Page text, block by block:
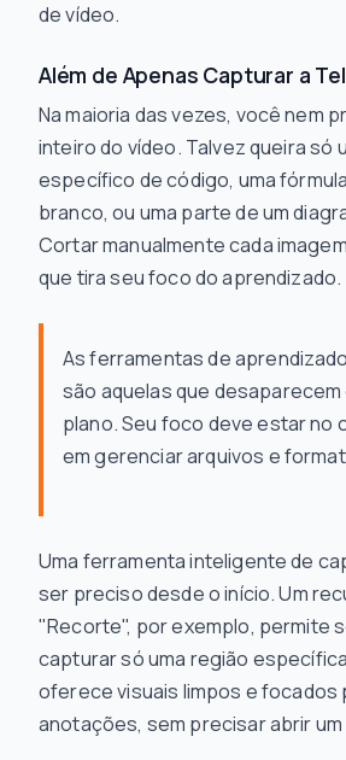
de vídeo.
Além de Apenas Capturar a
Na maioria das vezes, você nem
inteiro do vídeo. Talvez queira só
específico de código, uma
branco, ou uma parte de um
Cortar manualmente cada
que tira seu foco do aprendizado.
As ferramentas de
são aquelas que
plano. Seu foco deve estar no
em gerenciar arquivos e
Uma ferramenta inteligente de
ser preciso desde o início. Um
"Recorte", por exemplo, permite
capturar só uma região
oferece visuais limpos e focados
anotações, sem precisar abrir